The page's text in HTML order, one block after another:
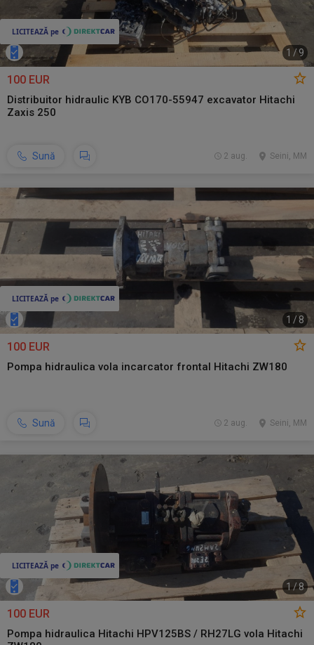
1 / 9
100 EUR
Distribuitor hidraulic KYB CO170-55947 excavator Hitachi
Zaxis 250
Sună Seini, MM
2 aug.
1 / 8
100 EUR
Pompa hidraulica vola incarcator frontal Hitachi ZW180
Sună Seini, MM
2 aug.
1 /8
100 EUR
Pompa hidraulica Hitachi HPV125BS / RH27LG vola Hitachi